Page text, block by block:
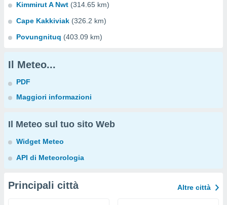
Kimmirut A Nwt (314.65 km)
Cape Kakkiviak (326.2 km)
Povungnituq (403.09 km)
Il Meteo...
PDF
Maggiori informazioni
Il Meteo sul tuo sito Web
Widget Meteo
API di Meteorologia
Principali città Altre città